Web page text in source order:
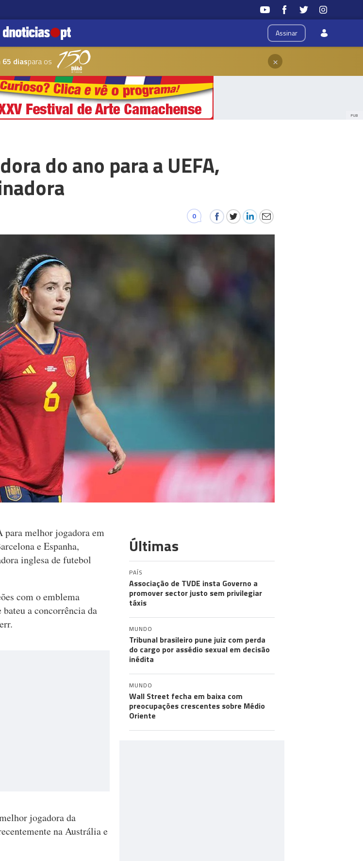
Assinar
65 diaspara os ×
PUB
do ano para a UEFA,
0
melhor jogadora em
e Espanha,
inglesa de futebol
com o emblema
a concorrência da
jogadora da
na Austrália e
Últimas
PAÍS
Associação de TVDE insta Governo a
promover sector justo sem privilegiar
táxis
MUNDO
Tribunal brasileiro pune juiz com perda
do cargo por assédio sexual em decisão
inédita
MUNDO
Wall Street fecha em baixa com
preocupações crescentes sobre Médio
Oriente